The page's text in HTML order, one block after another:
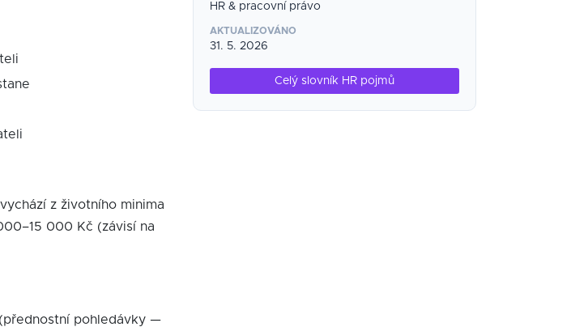
z životního minima
000 Kč (závisí na
pohledávky —
HR & pracovní právo
AKTUALIZOVÁNO
31. 5. 2026
Celý slovník HR pojmů